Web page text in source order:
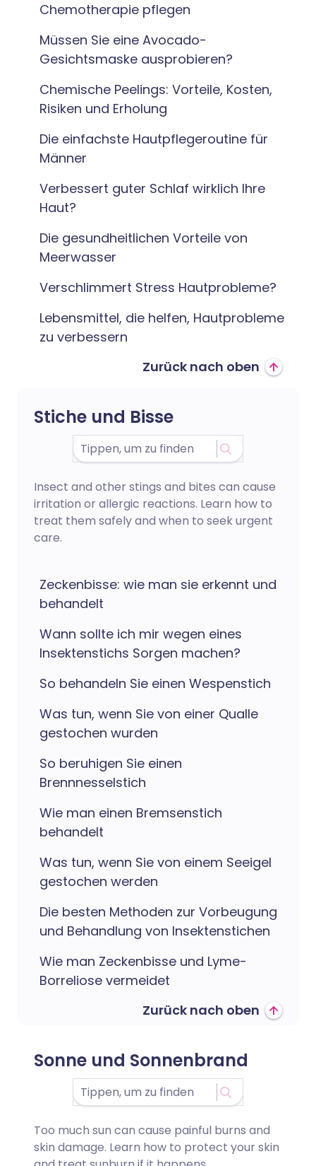
Chemotherapie pflegen
Müssen Sie eine Avocado-
Gesichtsmaske ausprobieren?
Chemische Peelings: Vorteile, Kosten,
Risiken und Erholung
Die einfachste Hautpflegeroutine für
Männer
Verbessert guter Schlaf wirklich Ihre
Haut?
Die gesundheitlichen Vorteile von
Meerwasser
Verschlimmert Stress Hautprobleme?
Lebensmittel, die helfen, Hautprobleme
zu verbessern
Zurück nach oben
Stiche und Bisse
Insect and other stings and bites can cause
irritation or allergic reactions. Learn how to
treat them safely and when to seek urgent
care.
Zeckenbisse: wie man sie erkennt und
behandelt
Wann sollte ich mir wegen eines
Insektenstichs Sorgen machen?
So behandeln Sie einen Wespenstich
Was tun, wenn Sie von einer Qualle
gestochen wurden
So beruhigen Sie einen
Brennnesselstich
Wie man einen Bremsenstich
behandelt
Was tun, wenn Sie von einem Seeigel
gestochen werden
Die besten Methoden zur Vorbeugung
und Behandlung von Insektenstichen
Wie man Zeckenbisse und Lyme-
Borreliose vermeidet
Zurück nach oben
Sonne und Sonnenbrand
Too much sun can cause painful burns and
skin damage. Learn how to protect your skin